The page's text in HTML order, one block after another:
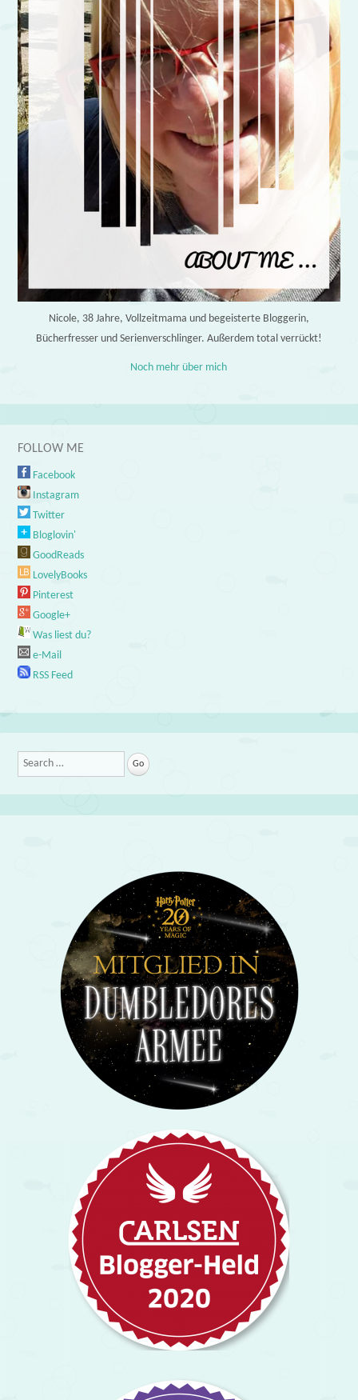
Nicole, 38 Jahre, Vollzeitmama und begeisterte Bloggerin,
Bücherfresser und Serienverschlinger. Außerdem total verrückt!
Noch mehr über mich
FOLLOW ME
Facebook
Instagram
Twitter
Bloglovin'
GoodReads
LovelyBooks
Pinterest
Google+
Was liest du?
e-Mail
RSS Feed
Search